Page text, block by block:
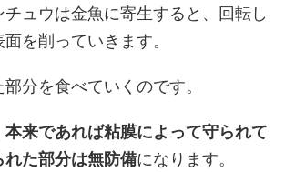
チュウは金魚に寄生すると、回転し
を削っていきます。
分を食べていくのです。
本来であれば粘膜によって守られて
れた部分は無防備になります。